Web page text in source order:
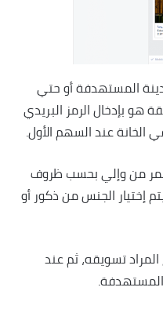
المستهدفة أو حتي
هو بإدخال الرمز البريدي
عند السهم الأول.
من وإلي بحسب ظروف
إختيار الجنس من ذكور أو
تسويقه، ثم عند
المستهدفة.